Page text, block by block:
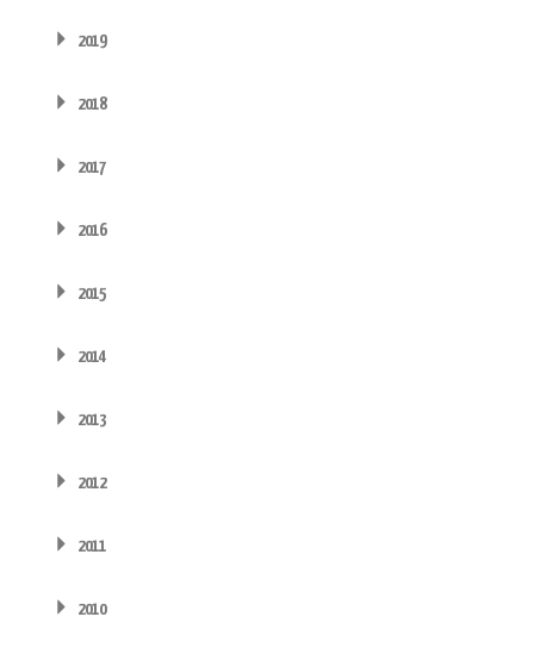
2019
2018
2017
2016
2015
2014
2013
2012
2011
2010